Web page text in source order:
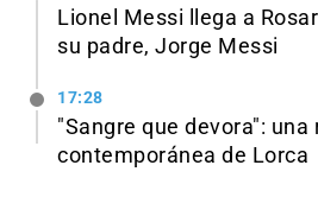
Lionel Messi llega a
su padre, Jorge Messi
17:28
"Sangre que devora": una
contemporánea de Lorca